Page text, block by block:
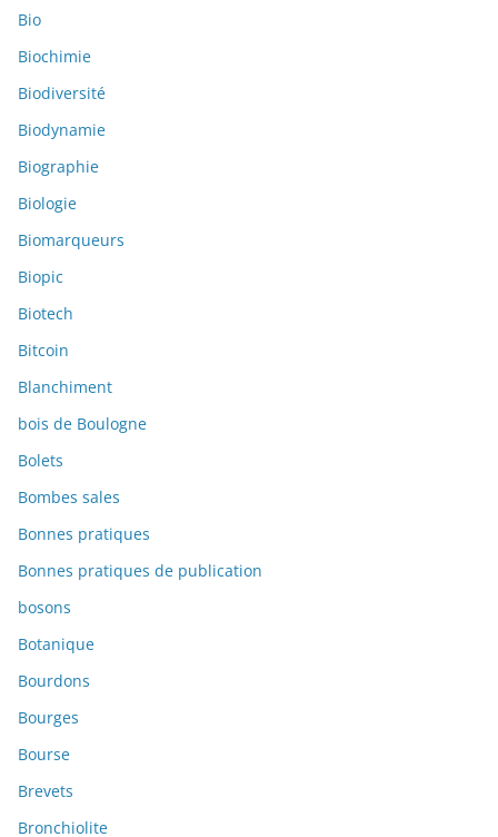
Bio
Biochimie
Biodiversité
Biodynamie
Biographie
Biologie
Biomarqueurs
Biopic
Biotech
Bitcoin
Blanchiment
bois de Boulogne
Bolets
Bombes sales
Bonnes pratiques
Bonnes pratiques de publication
bosons
Botanique
Bourdons
Bourges
Bourse
Brevets
Bronchiolite